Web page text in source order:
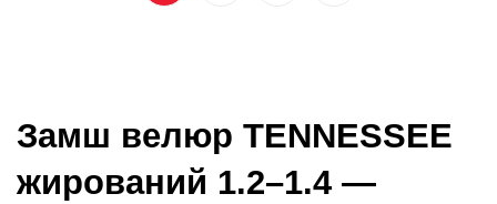
Замш велюр TENNESSEE
жирований 1.2–1.4 —